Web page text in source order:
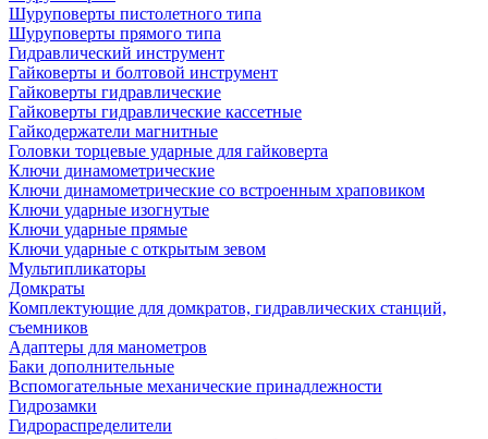
Шуруповерты пистолетного типа
Шуруповерты прямого типа
Гидравлический инструмент
Гайковерты и болтовой инструмент
Гайковерты гидравлические
Гайковерты гидравлические кассетные
Гайкодержатели магнитные
Головки торцевые ударные для гайковерта
Ключи динамометрические
Ключи динамометрические со встроенным храповиком
Ключи ударные изогнутые
Ключи ударные прямые
Ключи ударные с открытым зевом
Мультипликаторы
Домкраты
Комплектующие для домкратов, гидравлических станций,
съемников
Адаптеры для манометров
Баки дополнительные
Вспомогательные механические принадлежности
Гидрозамки
Гидрораспределители